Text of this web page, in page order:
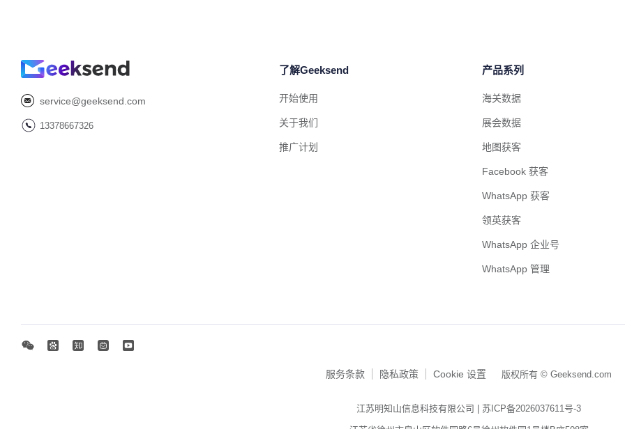
service@geeksend.com
13378667326
了解Geeksend
开始使用
关于我们
推广计划
产品系列
海关数据
展会数据
地图获客
Facebook 获客
WhatsApp 获客
领英获客
WhatsApp 企业号
WhatsApp 管理
服务条款 隐私政策 Cookie 设置 版权所有 © Geeksend.com
江苏明知山信息科技有限公司 | 苏ICP备2026037611号-3